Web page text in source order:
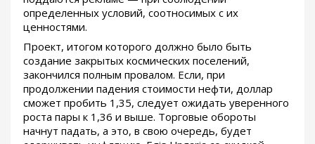
определенных условий, соотносимых с их
ценностями.
Проект, итогом которого должно было быть
создание закрытых космических поселений,
закончился полным провалом. Если, при
продолжении падения стоимости нефти, доллар
сможет пробить 1,35, следует ожидать уверенного
роста пары к 1,36 и выше. Торговые обороты
начнут падать, а это, в свою очередь, будет